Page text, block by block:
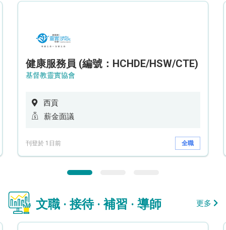
健康服務員 (編號：HCHDE/HSW/CTE)
基督教靈實協會
西貢
薪金面議
刊登於 1日前 全職
文職 · 接待 · 補習 · 導師 更多